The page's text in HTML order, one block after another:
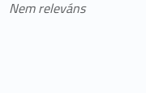
Nem releváns